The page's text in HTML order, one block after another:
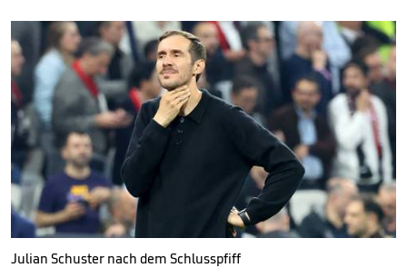
Julian Schuster nach dem Schlusspfiff